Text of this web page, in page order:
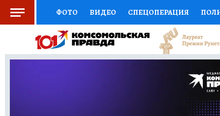
ФОТО ВИДЕО СПЕЦОПЕРАЦИЯ
СОЦПОДДЕРЖКА НАУКА СПОРТ
ВЫБОР ЭКСПЕРТОВ ДОКТОР
ПРОГНОЗЫ НА СПОРТ